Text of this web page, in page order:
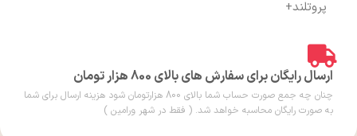
پروتلند+
ارسال رایگان برای سفارش های بالای 800 هزار تومان
چنان چه جمع صورت حساب شما بالای 800 هزارتومان شود هزینه ارسال برای شما
به صورت رایگان محاسبه خواهد شد. ( فقط در شهر ورامین )